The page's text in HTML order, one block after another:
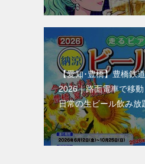
【愛知･豊橋】豊橋鉄
2026｜路面電車で移
日常の生ビール飲み放